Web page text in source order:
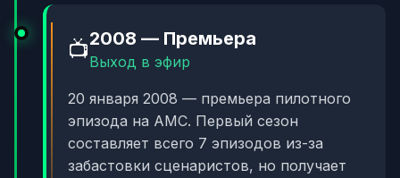
📺2008 — Премьера
Выход в эфир
20 января 2008 — премьера пилотного
эпизода на AMC. Первый сезон
составляет всего 7 эпизодов из-за
забастовки сценаристов, но получает